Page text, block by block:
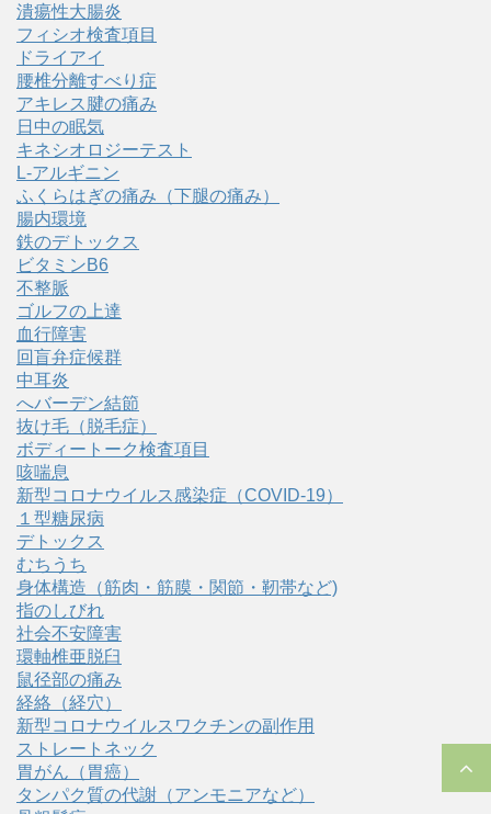
潰瘍性大腸炎
フィシオ検査項目
ドライアイ
腰椎分離すべり症
アキレス腱の痛み
日中の眠気
キネシオロジーテスト
L-アルギニン
ふくらはぎの痛み（下腿の痛み）
腸内環境
鉄のデトックス
ビタミンB6
不整脈
ゴルフの上達
血行障害
回盲弁症候群
中耳炎
へバーデン結節
抜け毛（脱毛症）
ボディートーク検査項目
咳喘息
新型コロナウイルス感染症（COVID‑19）
１型糖尿病
デトックス
むちうち
身体構造（筋肉・筋膜・関節・靭帯など)
指のしびれ
社会不安障害
環軸椎亜脱臼
鼠径部の痛み
経絡（経穴）
新型コロナウイルスワクチンの副作用
ストレートネック
胃がん（胃癌）
タンパク質の代謝（アンモニアなど）